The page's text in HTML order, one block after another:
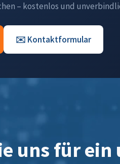
– kostenlos und
✉️ Kontaktformular
uns für